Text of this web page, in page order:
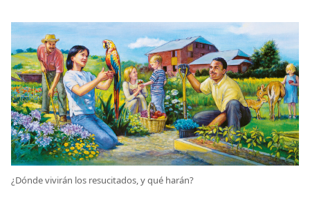
¿Dónde vivirán los resucitados, y qué harán?